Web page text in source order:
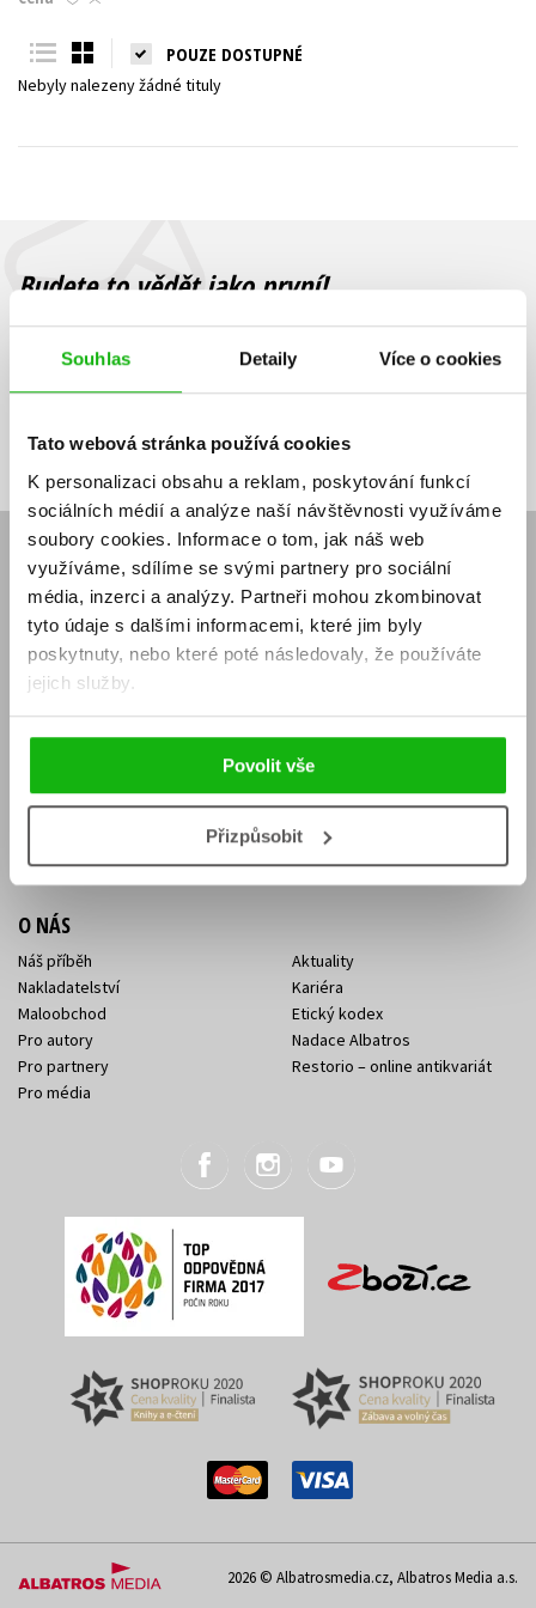
Souhlas Detaily Více o cookies
Tato webová stránka používá cookies
K personalizaci obsahu a reklam, poskytování funkcí
sociálních médií a analýze naší návštěvnosti využíváme
soubory cookies. Informace o tom, jak náš web
využíváme, sdílíme se svými partnery pro sociální
média, inzerci a analýzy. Partneři mohou zkombinovat
tyto údaje s dalšími informacemi, které jim byly
poskytnuty, nebo které poté následovaly, že používáte
jejich služby.
Povolit vše
Přizpůsobit
Young adult (SK)
Všechny tituly
POUZE DOSTUPNÉ
Nebyly nalezeny žádné tituly
Budete to vědět jako první!
Zajímá Vás, jaký knižní hit právě vychází, na jaké zboží je výhodná
sleva, jaká běží soutěž o ceny? Přihlášením k odběru našich e-
souhlasíte se zpracováním osobních údajů
mailová
adresa
mailová
adresa
Vaše e-mailová adresa Přihlásit se
E-SHOP
Aktuality
Naši autoři
Obchodní podmínky
Jak nakoupit
Knižní novinky
Dárkové poukazy
Affiliate program
KONTAKTY
Sídlo společnosti
Kontakty Albatros Media
O NÁS
Náš příběh
Nakladatelství
Maloobchod
Pro autory
Pro partnery
Pro média
Aktuality
Kariéra
Etický kodex
Nadace Albatros
Restorio – online antikvariát
2026 © Albatrosmedia.cz, Albatros Media a.s.